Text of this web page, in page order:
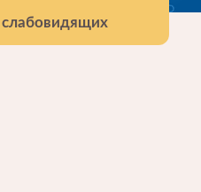
слабовидящих